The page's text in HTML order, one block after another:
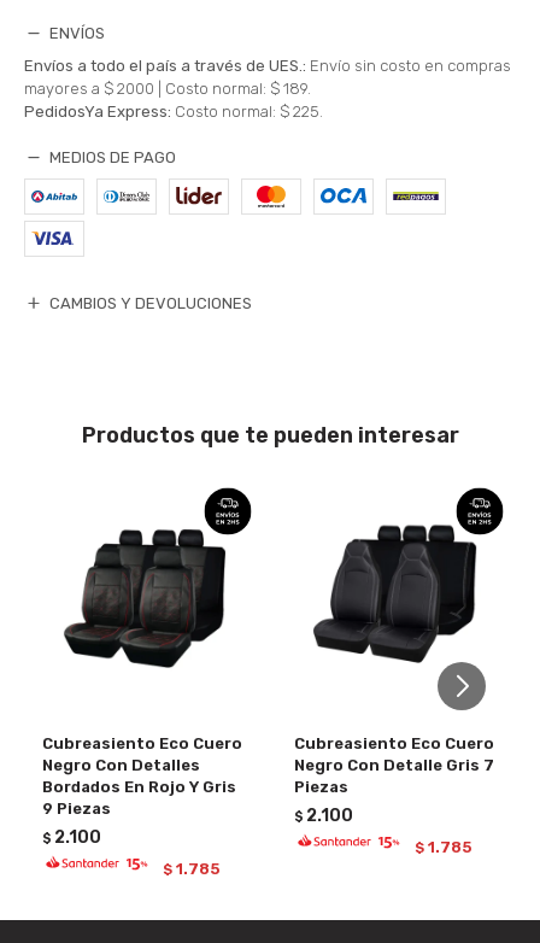
ENVÍOS
Envíos a todo el país a través de UES.: Envío sin costo en compras
mayores a $ 2000 | Costo normal: $ 189.
PedidosYa Express: Costo normal: $ 225.
MEDIOS DE PAGO
CAMBIOS Y DEVOLUCIONES
Productos que te pueden interesar
Cubreasiento Eco Cuero
Negro Con Detalles
Bordados En Rojo Y Gris
9 Piezas
$ 2.100
$ 1.785
Cubreasiento Eco Cuero
Negro Con Detalle Gris 7
Piezas
$ 2.100
$ 1.785